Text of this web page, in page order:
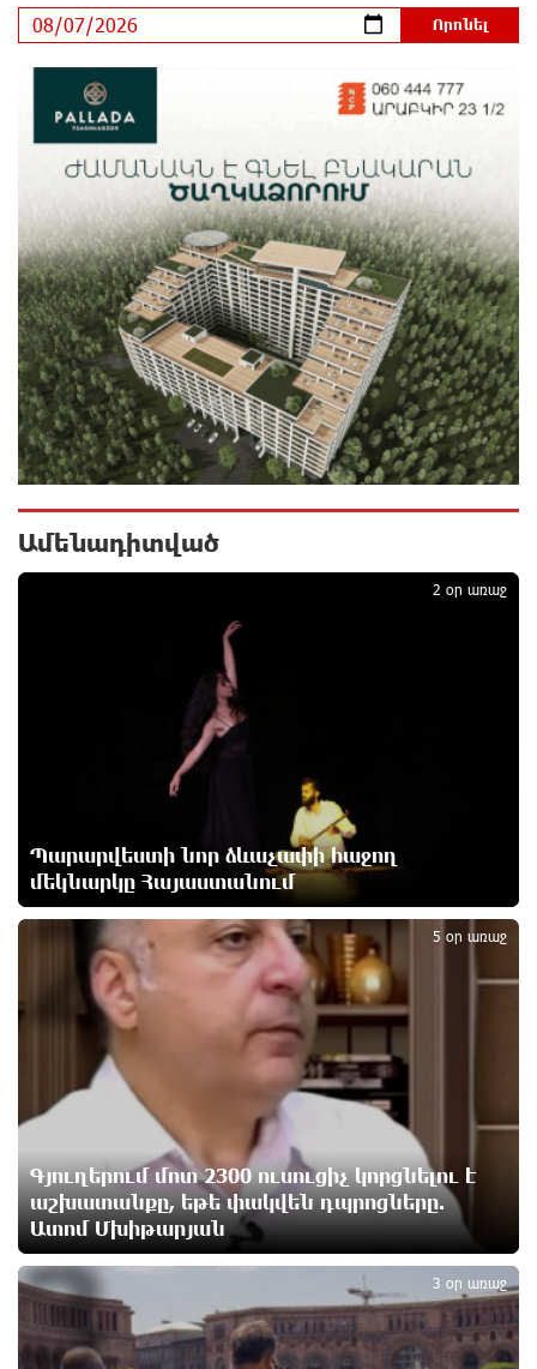
ՆԳՆ-ն՝ աղբակույտի տակ մնացած քաղաքացու
մահվան մասին
2 ժամ առաջ
«Համահայկական ճակատ» շարժումը
զորակցություն է հայտնում Ամենայն Հայոց
Կաթողիկոսին
2 ժամ առաջ
Ավտովթար՝ Կոտայքի մարզում. Զովունի-Եղվարդ
ճանապարհին բախվել են «Alfa Romeo»-ն և «Opel»-
ը. կա վիրավոր
3 ժամ առաջ
Արժևորվում է Շիրակի երգիծական
բանահյուսությունը
Վրաստանում պետական ​​պաշտոնյային կաշառելու
փորձի համար քաղաքացի է ձերբակալվել
ՌԴ-ն պատրաստ է շարունակել Հայաստանի
երկաթուղիների կոնցեսիոն կառավարումը.
Հայաստանի բնակչության թիվը շուրջ 7 հազարով
ավելացել է
Իսրայելի ՊԲ-ն հարձակվել է Լիբանանում
«Հըզբոլլահ»-ի հրամանատարական կետերի և
պահեստների վրա
«Ռեալ Մադրիդ»-ն ու «ՌԲ Լայպցիգը»
համաձայնության են եկել Յան Դիոմանդեի
տրանսֆերի վերաբերյալ
5 ժամ առաջ
Այսօրվա կառավարությունը ուսանողներին
առաջարկում է պահանջարկ չունեցող
մասնագիտություններ. Ատոմ Մխիթարյան
5 ժամ առաջ
Ամենադիտված
Պարարվեստի նոր ձևաչափի հաջող
մեկնարկը Հայաստանում
2 օր առաջ
1
Գյուղերում մոտ 2300 ուսուցիչ կորցնելու է
աշխատանքը, եթե փակվեն դպրոցները.
Ատոմ Մխիթարյան
5 օր առաջ
2
3 օր առաջ
3